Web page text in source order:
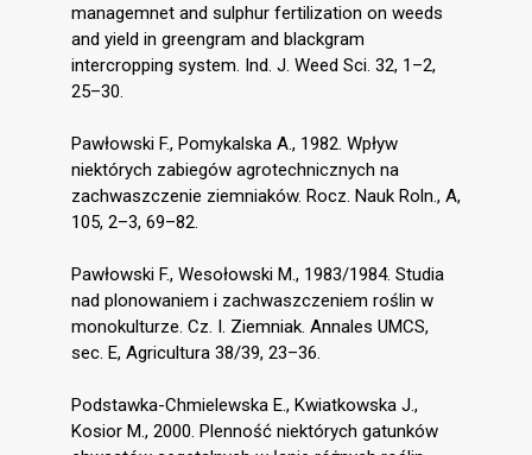
managemnet and sulphur fertilization on weeds
and yield in greengram and blackgram
intercropping system. Ind. J. Weed Sci. 32, 1–2,
25–30.
Pawłowski F., Pomykalska A., 1982. Wpływ
niektórych zabiegów agrotechnicznych na
zachwaszczenie ziemniaków. Rocz. Nauk Roln., A,
105, 2–3, 69–82.
Pawłowski F., Wesołowski M., 1983/1984. Studia
nad plonowaniem i zachwaszczeniem roślin w
monokulturze. Cz. I. Ziemniak. Annales UMCS,
sec. E, Agricultura 38/39, 23–36.
Podstawka-Chmielewska E., Kwiatkowska J.,
Kosior M., 2000. Plenność niektórych gatunków